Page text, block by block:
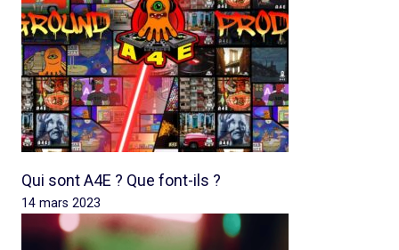
Qui sont A4E ? Que font-ils ?
14 mars 2023